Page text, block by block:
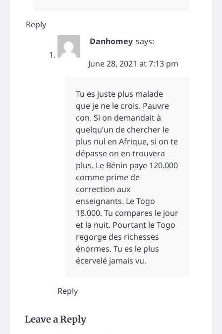
Reply
Danhomey says:
June 28, 2021 at 7:13 pm
Tu es juste plus malade
que je ne le crois. Pauvre
con. Si on demandait à
quelqu’un de chercher le
plus nul en Afrique, si on te
dépasse on en trouvera
plus. Le Bénin paye 120.000
comme prime de
correction aux
enseignants. Le Togo
18.000. Tu compares le jour
et la nuit. Pourtant le Togo
regorge des richesses
énormes. Tu es le plus
écervelé jamais vu.
Reply
Leave a Reply